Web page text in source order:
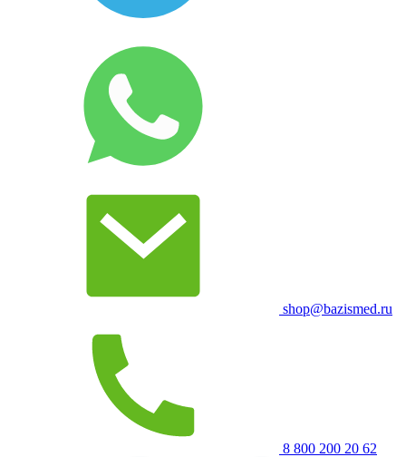
shop@bazismed.ru
8 800 200 20 62